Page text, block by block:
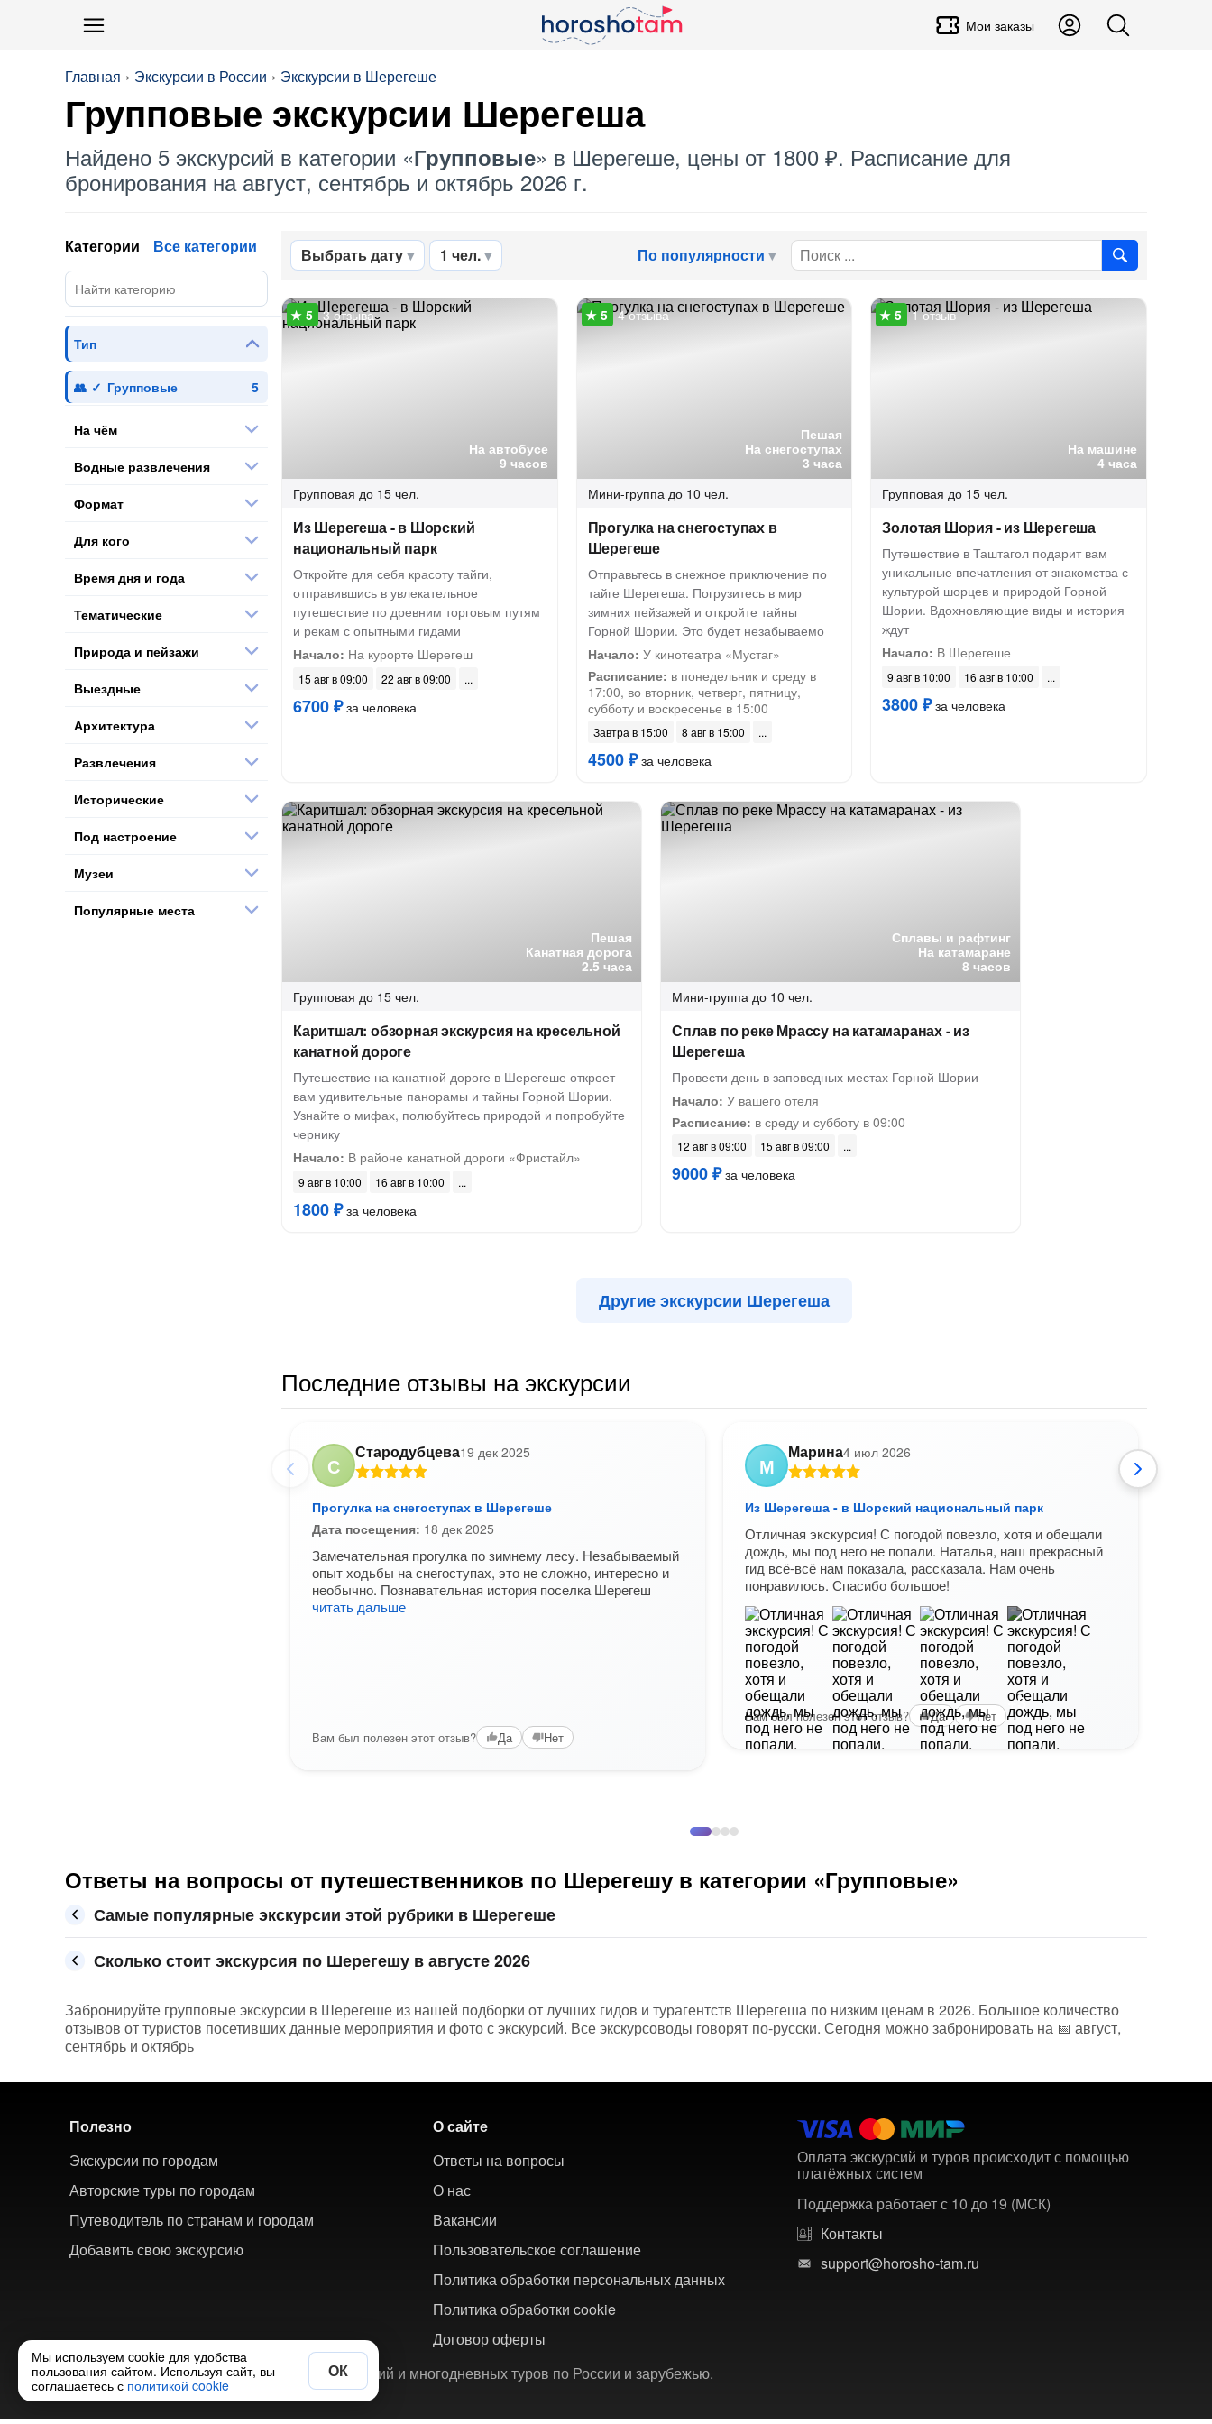
Мои заказы
Главная Экскурсии в России Экскурсии в Шерегеше
Групповые экскурсии Шерегеша
Найдено 5 экскурсий в категории «Групповые» в Шерегеше, цены от 1800 ₽. Расписание для
бронирования на август, сентябрь и октябрь 2026 г.
Выбрать дату 1 чел. По популярности
На автобусе
9 часов
3 отзыва
Групповая до 15 чел.
Из Шерегеша - в Шорский
национальный парк
Откройте для себя красоту тайги,
отправившись в увлекательное
путешествие по древним торговым путям
и рекам с опытными гидами
Начало: На курорте Шерегеш
15 авг в 09:00 22 авг в 09:00
6700 ₽за человека
Пешая
На снегоступах
3 часа
4 отзыва
Мини-группа до 10 чел.
Прогулка на снегоступах в
Шерегеше
Отправьтесь в снежное приключение по
тайге Шерегеша. Погрузитесь в мир
зимних пейзажей и откройте тайны
Горной Шории. Это будет незабываемо
Начало: У кинотеатра «Мустаг»
Расписание: в понедельник и среду в
17:00, во вторник, четверг, пятницу,
субботу и воскресенье в 15:00
Завтра в 15:00 8 авг в 15:00
4500 ₽за человека
На машине
4 часа
1 отзыв
Групповая до 15 чел.
Золотая Шория - из Шерегеша
Путешествие в Таштагол подарит вам
уникальные впечатления от знакомства с
культурой шорцев и природой Горной
Шории. Вдохновляющие виды и история
ждут
Начало: В Шерегеше
9 авг в 10:00 16 авг в 10:00
3800 ₽за человека
Пешая
Канатная дорога
2.5 часа
Групповая до 15 чел.
Каритшал: обзорная экскурсия на кресельной
канатной дороге
Путешествие на канатной дороге в Шерегеше откроет
вам удивительные панорамы и тайны Горной Шории.
Узнайте о мифах, полюбуйтесь природой и попробуйте
чернику
Начало: В районе канатной дороги «Фристайл»
9 авг в 10:00 16 авг в 10:00
1800 ₽за человека
Сплавы и рафтинг
На катамаране
8 часов
Мини-группа до 10 чел.
Сплав по реке Мрассу на катамаранах - из
Шерегеша
Провести день в заповедных местах Горной Шории
Начало: У вашего отеля
Расписание: в среду и субботу в 09:00
12 авг в 09:00 15 авг в 09:00
9000 ₽за человека
Другие экскурсии Шерегеша
Последние отзывы на экскурсии
С
Стародубцева19 дек 2025
Прогулка на снегоступах в Шерегеше
Дата посещения: 18 дек 2025
Замечательная прогулка по зимнему лесу. Незабываемый
опыт ходьбы на снегоступах, это не сложно, интересно и
необычно. Познавательная история поселка Шерегеш
читать дальше
Вам был полезен этот отзыв? Да Нет
М
Марина4 июл 2026
Из Шерегеша - в Шорский национальный парк
Отличная экскурсия! С погодой повезло, хотя и обещали
дождь, мы под него не попали. Наталья, наш прекрасный
гид всё-всё нам показала, рассказала. Нам очень
понравилось. Спасибо большое!
+3
Вам был полезен этот отзыв? Да Нет
Категории Все категории
Тип
Групповые
На чём
Водные развлечения
Формат
Для кого
Время дня и года
Тематические
Природа и пейзажи
Выездные
Архитектура
Развлечения
Исторические
Под настроение
Музеи
Популярные места
Ответы на вопросы от путешественников по Шерегешу в категории «Групповые»
Самые популярные экскурсии этой рубрики в Шерегеше
Сколько стоит экскурсия по Шерегешу в августе 2026
Забронируйте групповые экскурсии в Шерегеше из нашей подборки от лучших гидов и турагентств Шерегеша по низким ценам в 2026. Большое количество
отзывов от туристов посетивших данные мероприятия и фото с экскурсий. Все экскурсоводы говорят по-русски. Сегодня можно забронировать на 📅 август,
сентябрь и октябрь
Полезно
Экскурсии по городам
Авторские туры по городам
Путеводитель по странам и городам
Добавить свою экскурсию
О сайте
Ответы на вопросы
О нас
Вакансии
Пользовательское соглашение
Политика обработки персональных данных
Политика обработки cookie
Договор оферты
Оплата экскурсий и туров происходит с помощью
платёжных систем
Поддержка работает с 10 до 19 (МСК)
Контакты
support@horosho-tam.ru
© 2018-2026 ХорошоТам — агрегатор экскурсий и многодневных туров по России и зарубежью.
Мы используем cookie для удобства
пользования сайтом. Используя сайт, вы
соглашаетесь с политикой cookie
ОК